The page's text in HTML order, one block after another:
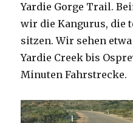
Yardie Gorge Trail.
wir die Kangurus, die
sitzen. Wir sehen
Yardie Creek bis
Minuten Fahrstrecke.